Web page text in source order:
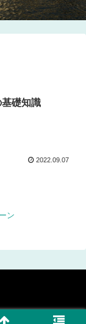
礎知識
2022.09.07
ン